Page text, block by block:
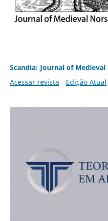
Scandia: Journal of
Acessar revista
Edição Atual